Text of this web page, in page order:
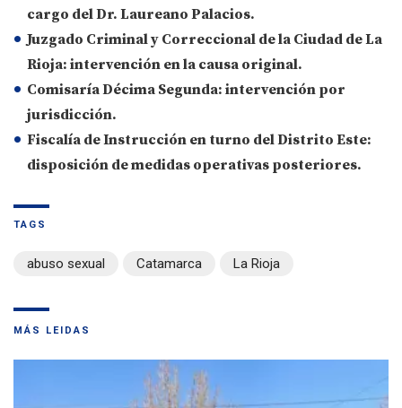
cargo delDr. Laureano Palacios.
Juzgado Criminal y Correccional de la Ciudad de La
Rioja: intervención en la causa original.
Comisaría Décima Segunda: intervención por
jurisdicción.
Fiscalía de Instrucción en turno del Distrito Este:
disposición de medidas operativas posteriores.
TAGS
abuso sexual Catamarca La Rioja
MÁS LEIDAS